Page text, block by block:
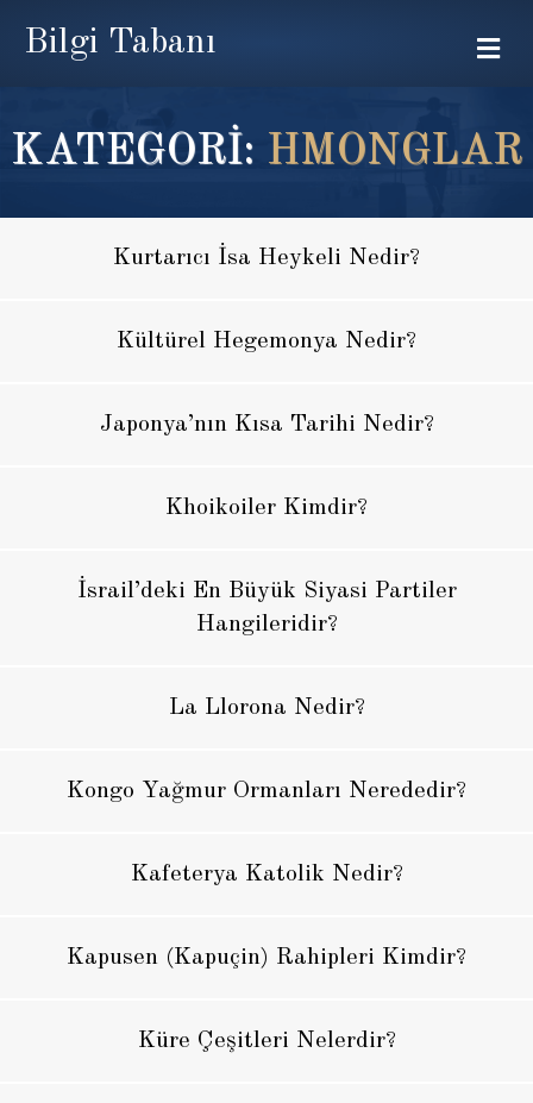
Bilgi Tabanı
KATEGORİ: HMONGLAR
Kurtarıcı İsa Heykeli Nedir?
Kültürel Hegemonya Nedir?
Japonya’nın Kısa Tarihi Nedir?
Khoikoiler Kimdir?
İsrail’deki En Büyük Siyasi Partiler
Hangileridir?
La Llorona Nedir?
Kongo Yağmur Ormanları Nerededir?
Kafeterya Katolik Nedir?
Kapusen (Kapuçin) Rahipleri Kimdir?
Küre Çeşitleri Nelerdir?